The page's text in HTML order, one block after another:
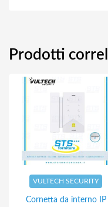
Prodotti
VULTECH SECURITY
Cornetta da interno IP